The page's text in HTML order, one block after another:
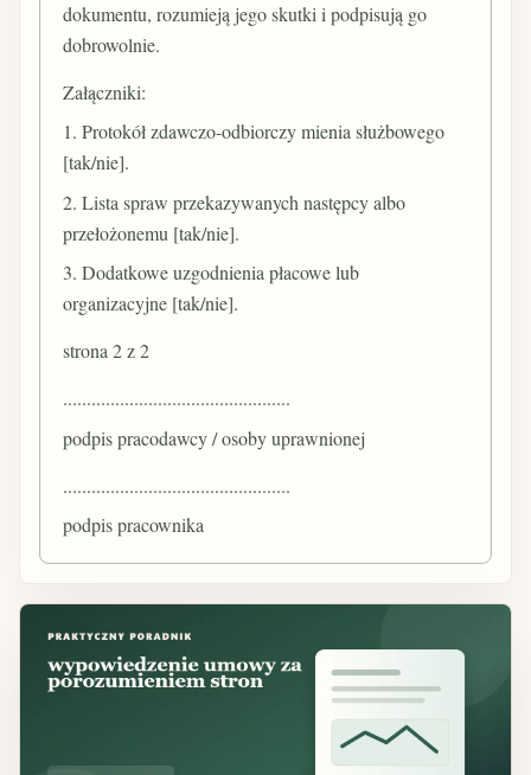
dokumentu, rozumieją jego skutki i podpisują go
dobrowolnie.
Załączniki:
1. Protokół zdawczo-odbiorczy mienia służbowego
[tak/nie].
2. Lista spraw przekazywanych następcy albo
przełożonemu [tak/nie].
3. Dodatkowe uzgodnienia płacowe lub
organizacyjne [tak/nie].
strona 2 z 2
................................................
podpis pracodawcy / osoby uprawnionej
................................................
podpis pracownika